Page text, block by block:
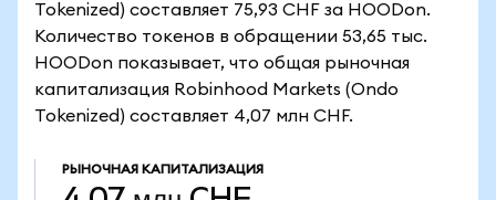
Tokenized) составляет 75,93 CHF за HOODon.
Количество токенов в обращении 53,65 тыс.
HOODon показывает, что общая рыночная
капитализация Robinhood Markets (Ondo
Tokenized) составляет 4,07 млн CHF.
РЫНОЧНАЯ КАПИТАЛИЗАЦИЯ